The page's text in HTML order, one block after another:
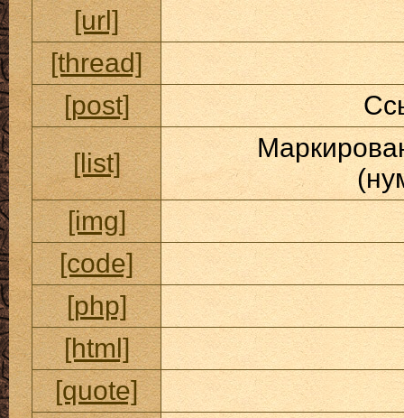
[url]
[thread]
[post]
[list]
[img]
[code]
[php]
[html]
[quote]